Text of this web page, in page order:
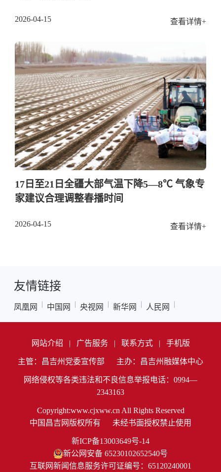
2026-04-15 查看详情+
17日至21日全疆大部气温下降5—8℃ 气象专
家建议合理调整春播时间
2026-04-15 查看详情+
友情链接
凤凰网 中国网 央视网 新华网 人民网
网站介绍 | 广告服务 | 联系方式 | 手机版
主管：昌吉州党委宣传部 主办：昌吉州融媒体中心
网络侵权等各类违法和不良信息举报电话：0994—
2343163
Copyright:www.cjxww.cn All Rights Reserved
中国昌吉网版权所有
未经书面授权禁止使用
新ICP备13003649号-14
新公网安备 65230102652540号
互联网新闻信息服务许可证编号：65120240001